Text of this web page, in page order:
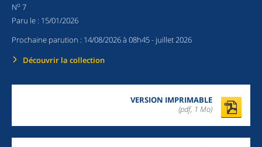
No 7
Paru le : 15/01/2026
Prochaine parution : 14/08/2026 à 08h45- juillet 2026
Découvrir la collection
VERSION IMPRIMABLE
(pdf, 1 Mo)